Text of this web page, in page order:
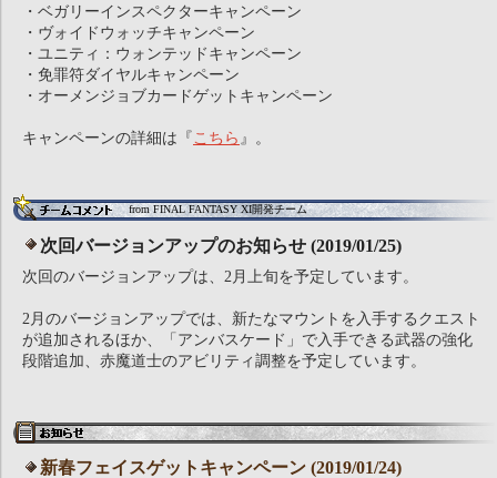
・ベガリーインスペクターキャンペーン
・ヴォイドウォッチキャンペーン
・ユニティ：ウォンテッドキャンペーン
・免罪符ダイヤルキャンペーン
・オーメンジョブカードゲットキャンペーン
キャンペーンの詳細は『 こちら 』。
from FINAL FANTASY XI開発チーム
次回バージョンアップのお知らせ (2019/01/25)
次回のバージョンアップは、2月上旬を予定しています。
2月のバージョンアップでは、新たなマウントを入手するクエスト
が追加されるほか、「アンバスケード」で入手できる武器の強化
段階追加、赤魔道士のアビリティ調整を予定しています。
新春フェイスゲットキャンペーン (2019/01/24)